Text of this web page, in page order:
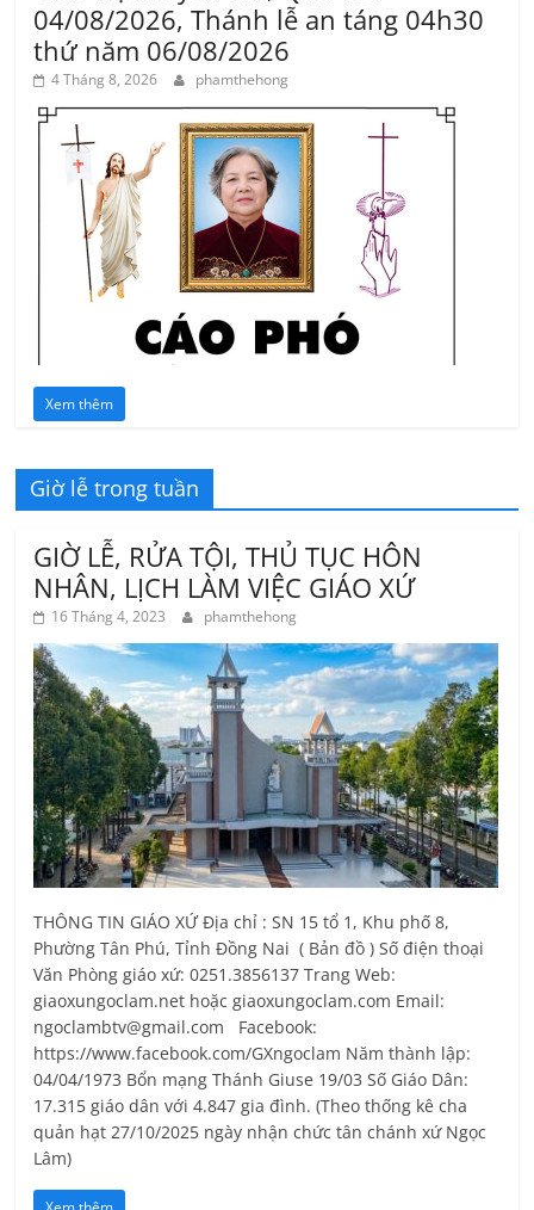
04/08/2026, Thánh lễ an táng 04h30
thứ năm 06/08/2026
4 Tháng 8, 2026 phamthehong
Xem thêm
Giờ lễ trong tuần
GIỜ LỄ, RỬA TỘI, THỦ TỤC HÔN
NHÂN, LỊCH LÀM VIỆC GIÁO XỨ
16 Tháng 4, 2023 phamthehong
THÔNG TIN GIÁO XỨ Địa chỉ : SN 15 tổ 1, Khu phố 8,
Phường Tân Phú, Tỉnh Ðồng Nai ( Bản đồ ) Số điện thoại
Văn Phòng giáo xứ: 0251.3856137 Trang Web:
giaoxungoclam.net hoặc giaoxungoclam.com Email:
ngoclambtv@gmail.com Facebook:
https://www.facebook.com/GXngoclam Năm thành lập:
04/04/1973 Bổn mạng Thánh Giuse 19/03 Số Giáo Dân:
17.315 giáo dân với 4.847 gia đình. (Theo thống kê cha
quản hạt 27/10/2025 ngày nhận chức tân chánh xứ Ngọc
Lâm)